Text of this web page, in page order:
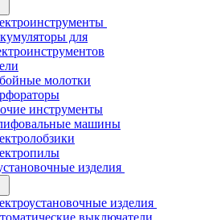
для
молотки
инструменты
машины
изделия
изделия
выключатели